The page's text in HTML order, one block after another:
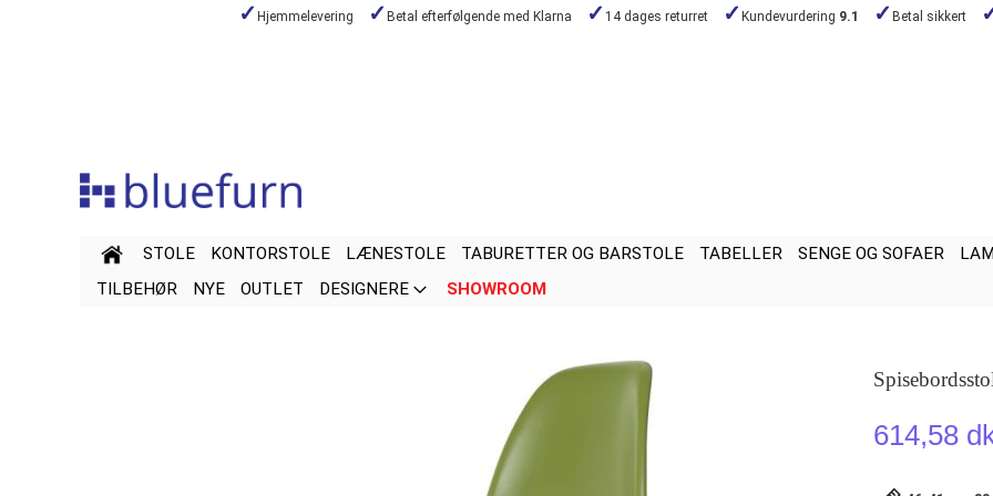
Hjemmelevering Betal efterfølgende med Klarna 14 dages returret Kundevurdering 9.1 Betal sikkert
STOLE KONTORSTOLE LÆNESTOLE TABURETTER OG BARSTOLE TABELLER SENGE OG SOFAER
TILBEHØR
NYE OUTLET DESIGNERE SHOWROOM
614,58